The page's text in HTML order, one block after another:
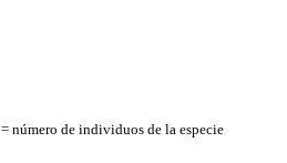
= número de individuos de la especie